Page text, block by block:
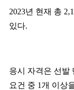
2023년 현재 총
있다.
응시 자격은 선발
요건 중 1개 이상